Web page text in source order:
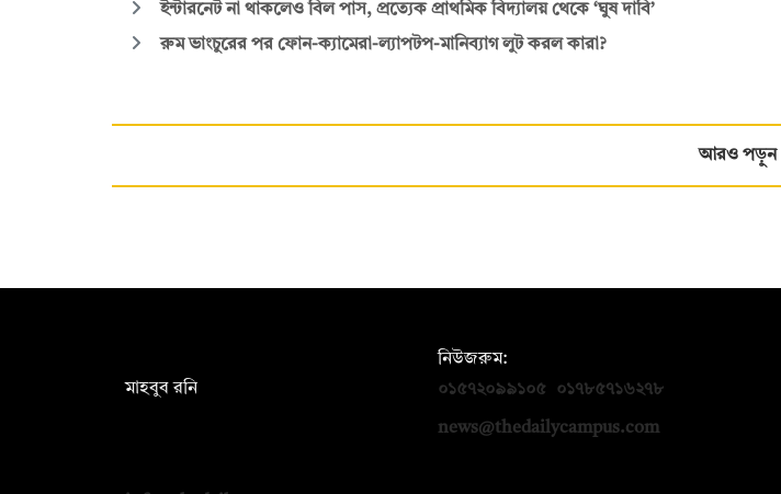
ইন্টারনেট না থাকলেও বিল পাস, প্রত্যেক প্রাথমিক বিদ্যালয় থেকে ‘ঘুষ দাবি’
রুম ভাংচুরের পর ফোন-ক্যামেরা-ল্যাপটপ-মানিব্যাগ লুট করল কারা?
আরও পড়ুন
মাহবুব রনি
নিউজরুম:
০১৫৭২০৯৯১০৫
০১৭৮৫৭১৬২৭৮
news@thedailycampus.com